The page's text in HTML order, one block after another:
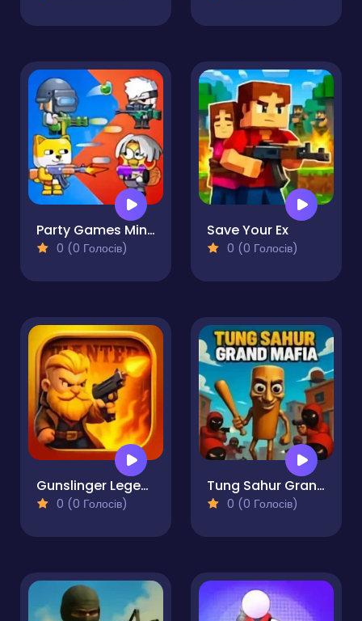
Party Games Mini Shooter Battle
0 (0 Голосів)
Save Your Ex
0 (0 Голосів)
Gunslinger Legend
0 (0 Голосів)
Tung Sahur Grand Mafia
0 (0 Голосів)